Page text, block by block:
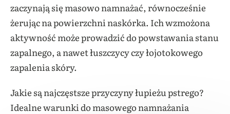
zaczynają się masowo namnażać, równocześnie
żerując na powierzchni naskórka. Ich wzmożona
aktywność może prowadzić do powstawania stanu
zapalnego, a nawet łuszczycy czy łojotokowego
zapalenia skóry.
Jakie są najczęstsze przyczyny łupieżu pstrego?
Idealne warunki do masowego namnażania